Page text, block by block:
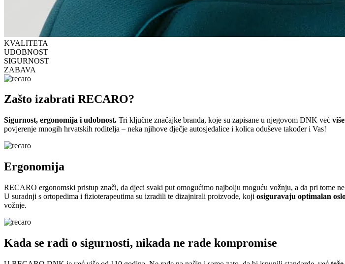
KVALITETA
UDOBNOST
SIGURNOST
ZABAVA
Zašto izabrati RECARO?
Sigurnost, ergonomija i udobnost. Tri ključne značajke branda, koje su zapisane u njegovom DNK već
povjerenje mnogih hrvatskih roditelja – neka njihove dječje autosjedalice i kolica oduševe također i Vas!
Ergonomija
RECARO ergonomski pristup znači, da djeci svaki put omogućimo najbolju moguću vožnju, a da pri tome
U suradnji s ortopedima i fizioterapeutima su izradili te dizajnirali proizvode, koji osiguravaju optimalan
vožnje.
Kada se radi o sigurnosti, nikada ne rade kompromise